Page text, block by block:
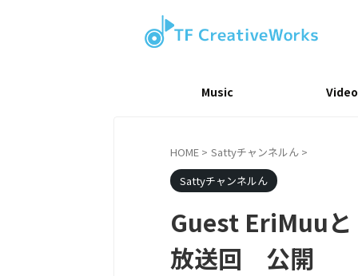
Music
HOME > Sattyチャンネルん >
Sattyチャンネルん
Guest EriMuu
放送回 公開